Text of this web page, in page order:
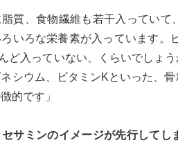
脂質、食物繊維も若干入ってい
いろな栄養素が入っています。
ど入っていない、くらいでしょ
シウム、ビタミンKといった、
的です」
サミンのイメージが先行してし